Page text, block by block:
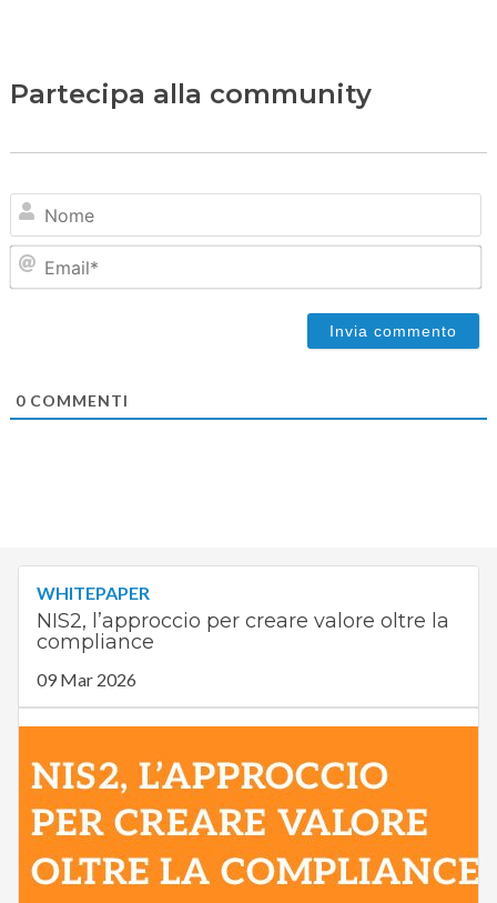
Partecipa alla community
0COMMENTI
WHITEPAPER
NIS2, l’approccio per creare valore oltre la
compliance
09 Mar 2026